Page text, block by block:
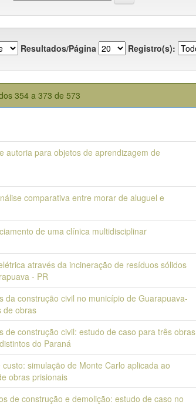
Resultados/Página Registro(s):
354 a 373 de 573
autoria para objetos de aprendizagem de
comparativa entre morar de aluguel e
de uma clínica multidisciplinar
através da incineração de resíduos sólidos
- PR
da construção civil no município de Guarapuava-
de obras
de construção civil: estudo de caso para três obras
do Paraná
simulação de Monte Carlo aplicada ao
obras prisionais
de construção e demolição: estudo de caso no